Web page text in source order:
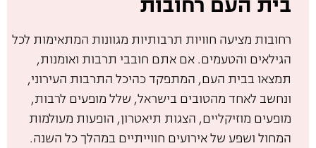
רחובות מציעה חוויות תרבותיות מגוונות המתאימות לכל
הגילאים והטעמים. אם אתם חובבי תרבות ואומנות,
תמצאו בבית העם, המתפקד כהיכל התרבות העירוני,
ונחשב לאחד מהטובים בישראל, שלל מופעים לרבות,
מופעים מוזיקליים, הצגות תיאטרון, הופעות מעולמות
המחול ושפע של אירועים חווייתיים במהלך כל השנה.